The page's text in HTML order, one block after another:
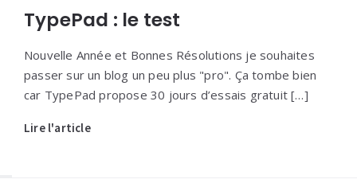
TypePad : le test
Nouvelle Année et Bonnes Résolutions je souhaites
passer sur un blog un peu plus "pro". Ça tombe bien
car TypePad propose 30 jours d’essais gratuit […]
Lire l'article